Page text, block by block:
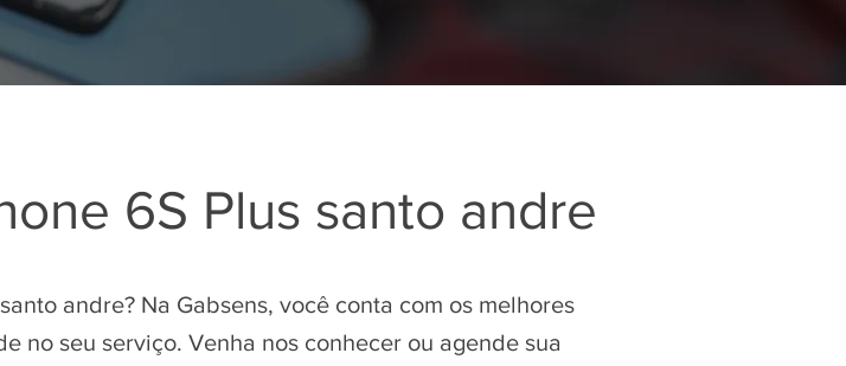
6S Plus santo andre
andre? Na Gabsens, você conta com os melhores
no seu serviço. Venha nos conhecer ou agende sua